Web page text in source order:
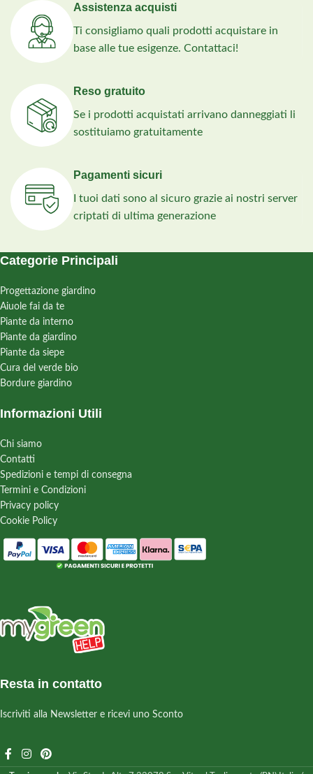
Assistenza acquisti
Ti consigliamo quali prodotti acquistare in
base alle tue esigenze. Contattaci!
Reso gratuito
Se i prodotti acquistati arrivano danneggiati li
sostituiamo gratuitamente
Pagamenti sicuri
I tuoi dati sono al sicuro grazie ai nostri server
criptati di ultima generazione
Categorie Principali
Progettazione giardino
Aiuole fai da te
Piante da interno
Piante da giardino
Piante da siepe
Cura del verde bio
Bordure giardino
Informazioni Utili
Chi siamo
Contatti
Spedizioni e tempi di consegna
Termini e Condizioni
Privacy policy
Cookie Policy
Resta in contatto
Iscriviti alla Newsletter e ricevi uno Sconto